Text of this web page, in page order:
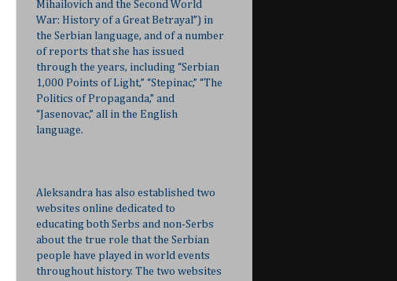
Mihailovich and the Second World
War: History of a Great Betrayal”) in
the Serbian language, and of a number
of reports that she has issued
through the years, including “Serbian
1,000 Points of Light,” “Stepinac,” “The
Politics of Propaganda,” and
“Jasenovac,” all in the English
language.
Aleksandra has also established two
websites online dedicated to
educating both Serbs and non-Serbs
about the true role that the Serbian
people have played in world events
throughout history. The two websites